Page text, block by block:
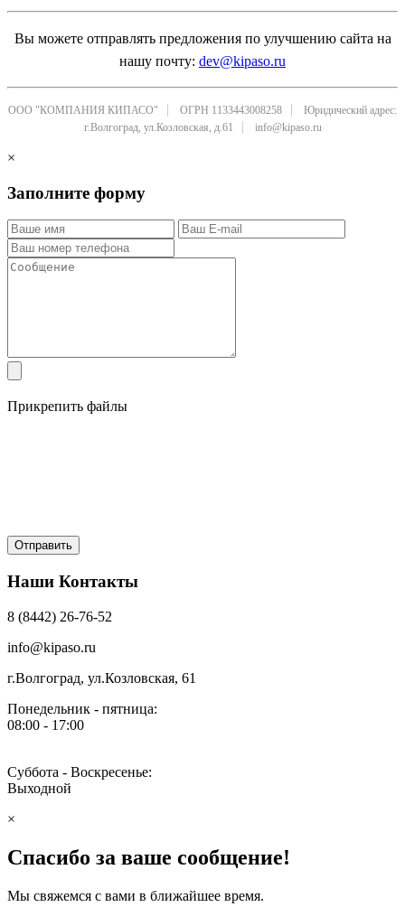
Вы можете отправлять предложения по улучшению сайта на
нашу почту: dev@kipaso.ru
ООО "КОМПАНИЯ КИПАСО" ОГРН 1133443008258
Юридический адрес:
г.Волгоград, ул.Козловская, д.61
info@kipaso.ru
×
Заполните форму
Прикрепить файлы
Наши Контакты
8 (8442) 26-76-52
info@kipaso.ru
г.Волгоград, ул.Козловская, 61
Понедельник - пятница:
08:00 - 17:00
Суббота - Воскресенье:
Выходной
×
Спасибо за ваше сообщение!
Мы свяжемся с вами в ближайшее время.